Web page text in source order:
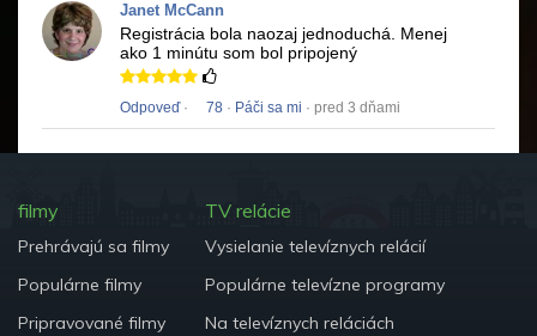
Janet McCann
Registrácia bola naozaj jednoduchá. Menej
ako 1 minútu som bol pripojený
Odpoveď· 78 · Páči sa mi · pred 3 dňami
filmy
Prehrávajú sa filmy
Populárne filmy
Pripravované filmy
TV relácie
Vysielanie televíznych relácií
Populárne televízne programy
Na televíznych reláciách